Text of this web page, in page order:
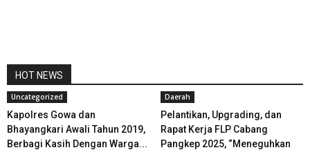
HOT NEWS
Uncategorized
Kapolres Gowa dan
Bhayangkari Awali Tahun 2019,
Berbagi Kasih Dengan Warga...
Daerah
Pelantikan, Upgrading, dan
Rapat Kerja FLP Cabang
Pangkep 2025, “Meneguhkan